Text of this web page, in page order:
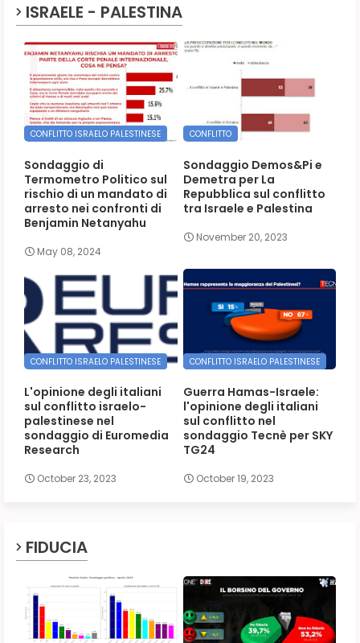
ISRAELE - PALESTINA
CONFLITTO ISRAELO PALESTINESE
Sondaggio di
Termometro Politico sul
rischio di un mandato di
arresto nei confronti di
Benjamin Netanyahu
May 08, 2024
CONFLITTO
Sondaggio Demos&Pi e
Demetra per La
Repubblica sul conflitto
tra Israele e Palestina
November 20, 2023
CONFLITTO ISRAELO PALESTINESE
L'opinione degli italiani
sul conflitto israelo-
palestinese nel
sondaggio di Euromedia
Research
October 23, 2023
CONFLITTO ISRAELO PALESTINESE
Guerra Hamas-Israele:
l'opinione degli italiani
sul conflitto nel
sondaggio Tecnè per SKY
TG24
October 19, 2023
FIDUCIA